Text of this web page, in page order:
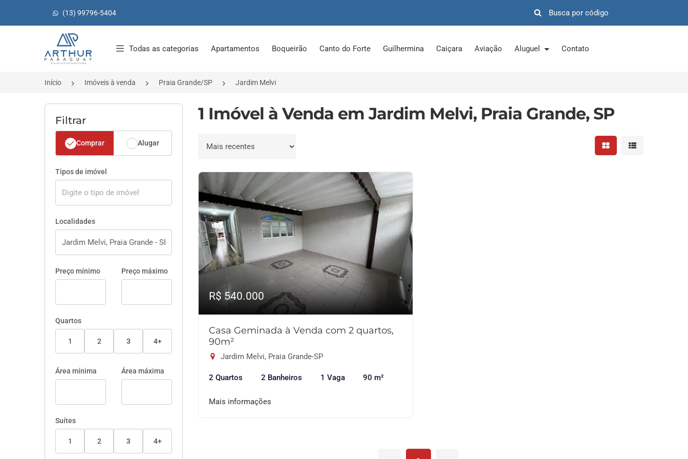
(13) 99796-5404
Página inicial
Todas as categorias Apartamentos Boqueirão Canto do Forte Guilhermina Caiçara Aviação Aluguel Contato
Início Imóveis à venda Praia Grande/SP Jardim Melvi
Filtrar
Comprar Alugar
Tipos de imóvel
Localidades
Preço mínimo Preço máximo
Quartos
1 2 3 4+
Área mínima Área máxima
Suítes
1 2 3 4+
1 Imóvel à Venda em Jardim Melvi, Praia Grande, SP
Ordenar por Mostrar resultados em
Mostrar
R$ 540.000
Casa Geminada à Venda com 2 quartos,
90m²
Jardim Melvi, Praia Grande-SP
2 Quartos 2 Banheiros 1 Vaga 90 m²
Mais informações